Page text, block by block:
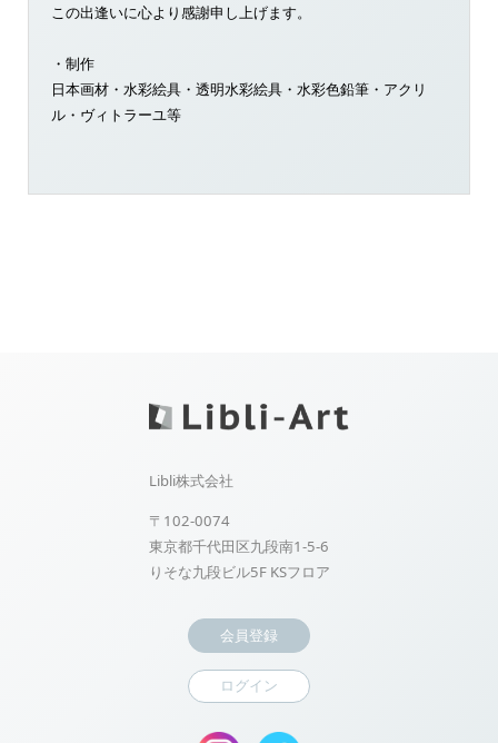
この出逢いに心より感謝申し上げます。
・制作
日本画材・水彩絵具・透明水彩絵具・水彩色鉛筆・アクリ
ル・ヴィトラーユ等
Libli株式会社
〒102-0074
東京都千代田区九段南1-5-6
りそな九段ビル5F KSフロア
会員登録
ログイン